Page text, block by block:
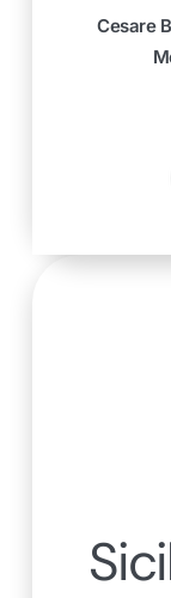
Cesare